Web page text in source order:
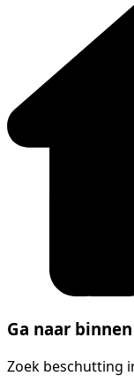
Ga naar binnen
Zoek beschutting